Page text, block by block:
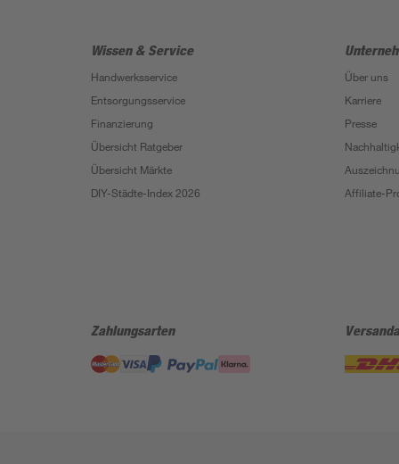
Wissen & Service
Handwerksservice
Entsorgungsservice
Finanzierung
Übersicht Ratgeber
Übersicht Märkte
DIY-Städte-Index 2026
Über uns
Karriere
Presse
Affiliate-
Zahlungsarten